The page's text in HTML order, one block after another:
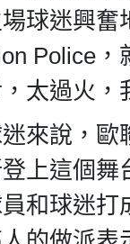
球迷興奮
Police
太過火，
來說，歐
上這個舞
和球迷打